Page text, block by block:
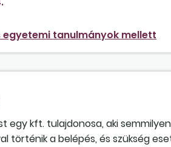
egyetemi tanulmányok mellett
kft. tulajdonosa, aki
történik a belépés, és szükség